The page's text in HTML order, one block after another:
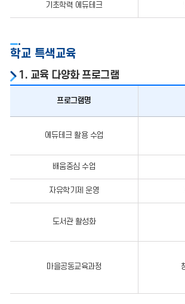
기초학력 에듀테크
학교 특색교육
1. 교육 다양화 프로그램
프로그램명
에듀테크 활용 수업
배움중심 수업
자유학기제 운영
도서관 활성화
마을공동교육과정